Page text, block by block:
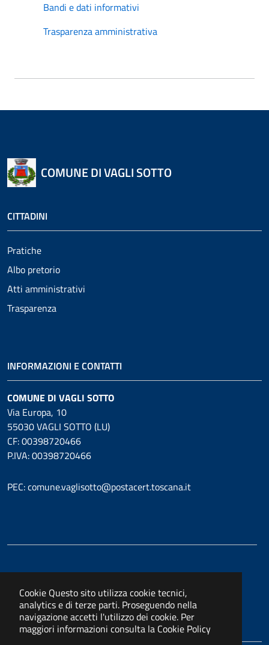
Cookie Questo sito utilizza cookie tecnici,
analytics e di terze parti. Proseguendo nella
navigazione accetti l'utilizzo dei cookie. Per
maggiori informazioni consulta la Cookie Policy
Bandi e dati informativi
Trasparenza amministrativa
COMUNE DI VAGLI SOTTO
CITTADINI
Pratiche
Albo pretorio
Atti amministrativi
Trasparenza
INFORMAZIONI E CONTATTI
COMUNE DI VAGLI SOTTO
Via Europa, 10
55030 VAGLI SOTTO (LU)
CF: 00398720466
P.IVA: 00398720466
PEC: comune.vaglisotto@postacert.toscana.it